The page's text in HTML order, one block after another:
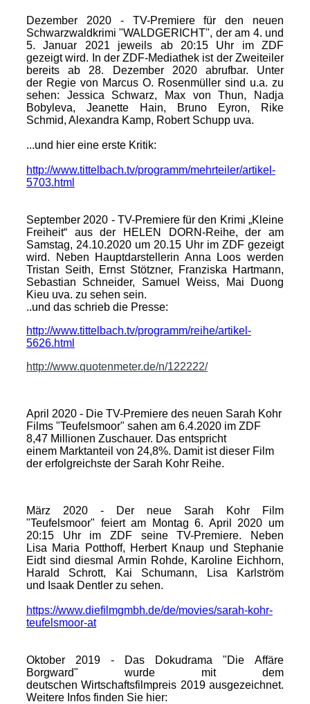
Dezember 2020 - TV-Premiere für den neuen
Schwarzwaldkrimi "WALDGERICHT", der am 4. und
5. Januar 2021 jeweils ab 20:15 Uhr im ZDF
gezeigt wird. In der ZDF-Mediathek ist der Zweiteiler
bereits ab 28. Dezember 2020 abrufbar. Unter
der Regie von Marcus O. Rosenmüller sind u.a. zu
sehen: Jessica Schwarz, Max von Thun, Nadja
Bobyleva, Jeanette Hain, Bruno Eyron, Rike
Schmid, Alexandra Kamp, Robert Schupp uva.
...und hier eine erste Kritik:
http://www.tittelbach.tv/programm/mehrteiler/artikel-
5703.html
September 2020 - TV-Premiere für den Krimi „Kleine
Freiheit“ aus der HELEN DORN-Reihe, der am
Samstag, 24.10.2020 um 20.15 Uhr im ZDF gezeigt
wird. Neben Hauptdarstellerin Anna Loos werden
Tristan Seith, Ernst Stötzner, Franziska Hartmann,
Sebastian Schneider, Samuel Weiss, Mai Duong
Kieu uva. zu sehen sein.
..und das schrieb die Presse:
http://www.tittelbach.tv/programm/reihe/artikel-
5626.html
http://www.quotenmeter.de/n/122222/
April 2020 - Die TV-Premiere des neuen Sarah Kohr
Films "Teufelsmoor" sahen am 6.4.2020 im ZDF
8,47 Millionen Zuschauer. Das entspricht
einem Marktanteil von 24,8%. Damit ist dieser Film
der erfolgreichste der Sarah Kohr Reihe.
März 2020 - Der neue Sarah Kohr Film
"Teufelsmoor" feiert am Montag 6. April 2020 um
20:15 Uhr im ZDF seine TV-Premiere. Neben
Lisa Maria Potthoff, Herbert Knaup und Stephanie
Eidt sind diesmal Armin Rohde, Karoline Eichhorn,
Harald Schrott, Kai Schumann, Lisa Karlström
und Isaak Dentler zu sehen.
https://www.diefilmgmbh.de/de/movies/sarah-kohr-
teufelsmoor-at
Oktober 2019 - Das Dokudrama "Die Affäre
Borgward" wurde mit dem
deutschen Wirtschaftsfilmpreis 2019 ausgezeichnet.
Weitere Infos finden Sie hier: